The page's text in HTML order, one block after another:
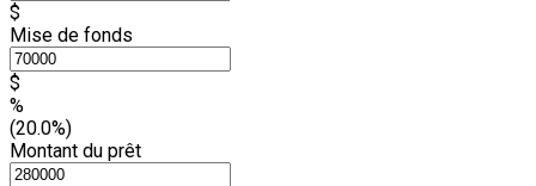
$
Mise de fonds
$
%
(20.0%)
Montant du prêt